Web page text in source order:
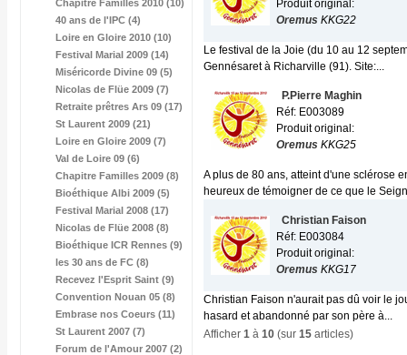
Chapitre Familles 2010 (10)
40 ans de l'IPC (4)
Loire en Gloire 2010 (10)
Festival Marial 2009 (14)
Miséricorde Divine 09 (5)
Nicolas de Flüe 2009 (7)
Retraite prêtres Ars 09 (17)
St Laurent 2009 (21)
Loire en Gloire 2009 (7)
Val de Loire 09 (6)
Chapitre Familles 2009 (8)
Bioéthique Albi 2009 (5)
Festival Marial 2008 (17)
Nicolas de Flüe 2008 (8)
Bioéthique ICR Rennes (9)
les 30 ans de FC (8)
Recevez l'Esprit Saint (9)
Convention Nouan 05 (8)
Embrase nos Coeurs (11)
St Laurent 2007 (7)
Forum de l'Amour 2007 (2)
Produit original:
Oremus KKG22
Le festival de la Joie (du 10 au 12
Gennésaret à Richarville (91). Site:...
P.Pierre Maghin
Réf: E003089
Produit original:
Oremus KKG25
A plus de 80 ans, atteint d'une sclérose
heureux de témoigner de ce que le
Christian Faison
Réf: E003084
Produit original:
Oremus KKG17
Christian Faison n'aurait pas dû voir le
hasard et abandonné par son père à...
Afficher 1 à 10 (sur 15 articles)